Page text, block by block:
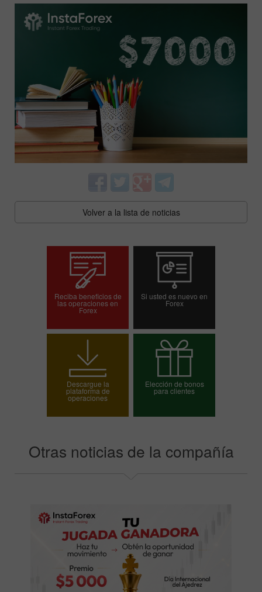
Volver a la lista de noticias
Reciba beneficios de
las operaciones en
Forex
operaciones
Si usted es nuevo en
Forex
Abrir una cuenta demo
Descargue la
plataforma de
operaciones
Elección de bonos
para clientes
Otras noticias de la compañía